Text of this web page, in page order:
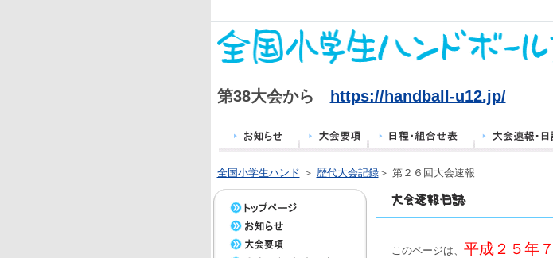
第38大会から https://handball-u12.jp/
全国小学生ハンド ＞ 歴代大会記録＞ 第２６回大会速報
このページは、 平成２５年